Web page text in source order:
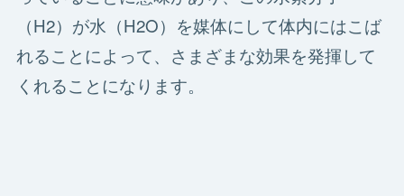
（H2）が水（H2O）を媒体にして体内にはこば
れることによって、さまざまな効果を発揮して
くれることになります。